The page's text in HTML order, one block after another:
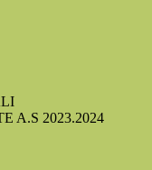
A.S 2023.2024